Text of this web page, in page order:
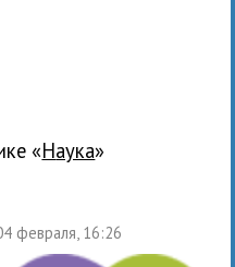
« наука»
февраля, 16:26